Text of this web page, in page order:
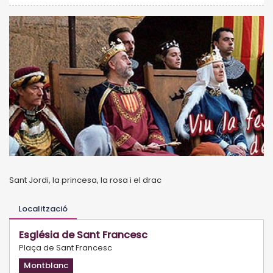
Sant Jordi, la princesa, la rosa i el drac
Localització
Església de Sant Francesc
Plaça de Sant Francesc
Montblanc